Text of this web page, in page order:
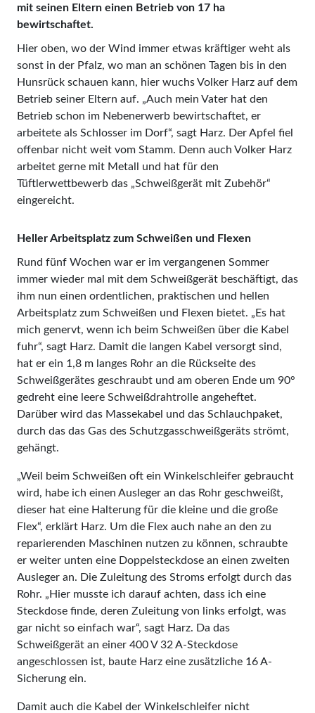
mit seinen Eltern einen Betrieb von 17 ha
bewirtschaftet.
Hier oben, wo der Wind immer etwas kräftiger weht als
sonst in der Pfalz, wo man an schönen Tagen bis in den
Hunsrück schauen kann, hier wuchs Volker Harz auf dem
Betrieb seiner Eltern auf. „Auch mein Vater hat den
Betrieb schon im Nebenerwerb bewirtschaftet, er
arbeitete als Schlosser im Dorf“, sagt Harz. Der Apfel fiel
offenbar nicht weit vom Stamm. Denn auch Volker Harz
arbeitet gerne mit Metall und hat für den
Tüftlerwettbewerb das „Schweißgerät mit Zubehör“
eingereicht.
Heller Arbeitsplatz zum Schweißen und Flexen
Rund fünf Wochen war er im vergangenen Sommer
immer wieder mal mit dem Schweißgerät beschäftigt, das
ihm nun einen ordentlichen, praktischen und hellen
Arbeitsplatz zum Schweißen und Flexen bietet. „Es hat
mich genervt, wenn ich beim Schweißen über die Kabel
fuhr“, sagt Harz. Damit die langen Kabel versorgt sind,
hat er ein 1,8 m langes Rohr an die Rückseite des
Schweißgerätes geschraubt und am oberen Ende um 90°
gedreht eine leere Schweißdrahtrolle angeheftet.
Darüber wird das Massekabel und das Schlauchpaket,
durch das das Gas des Schutzgasschweißgeräts strömt,
gehängt.
„Weil beim Schweißen oft ein Winkelschleifer gebraucht
wird, habe ich einen Ausleger an das Rohr geschweißt,
dieser hat eine Halterung für die kleine und die große
Flex“, erklärt Harz. Um die Flex auch nahe an den zu
reparierenden Maschinen nutzen zu können, schraubte
er weiter unten eine Doppelsteckdose an einen zweiten
Ausleger an. Die Zuleitung des Stroms erfolgt durch das
Rohr. „Hier musste ich darauf achten, dass ich eine
Steckdose finde, deren Zuleitung von links erfolgt, was
gar nicht so einfach war“, sagt Harz. Da das
Schweißgerät an einer 400 V 32 A-Steckdose
angeschlossen ist, baute Harz eine zusätzliche 16 A-
Sicherung ein.
Damit auch die Kabel der Winkelschleifer nicht